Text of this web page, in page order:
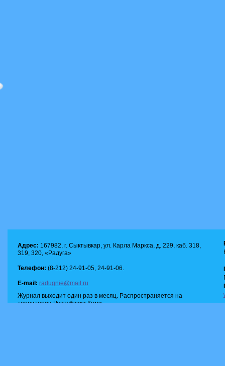
Адрес: 167982, г. Сыктывкар, ул. Карла Маркса, д. 229, каб. 318,
319, 320, «Радуга»
Телефон: (8-212) 24-91-05, 24-91-06.
E-mail: radugnie@mail.ru
Журнал выходит один раз в месяц. Распространяется на
территории Республики Коми.